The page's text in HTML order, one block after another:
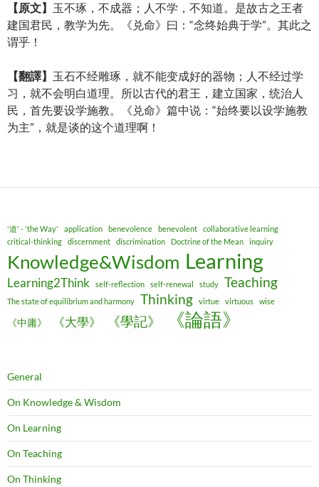
【原文】 玉不琢，不成器；人不学，不知道。是故古之王者
建国君民，教学为先。《兑命》曰：“念终始典于学”。其此之
谓乎！
【翻譯】 玉石不经雕琢，就不能变成好的器物；人不经过学
习，就不会明白道理。所以古代的君王，建立国家，统治人
民，首先要设学施教。《兑命》篇中说：“始终要以设学施教
为主”，就是谈的这个道理啊！
'道' - 'the Way' application benevolence benevolent
collaborative learning
critical-thinking
discernment discrimination Doctrine of the Mean inquiry
Knowledge&Wisdom Learning
Learning2Think self-reflection self-renewal study Teaching
The state of equilibrium and harmony Thinking virtue virtuous wise
《中庸》 《大學》 《學記》 《論語》
General
On Knowledge & Wisdom
On Learning
On Teaching
On Thinking